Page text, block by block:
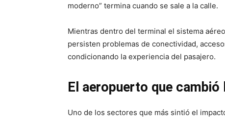
moderno” termina cuando se sale a la calle.
Mientras dentro del terminal el sistema
persisten problemas de conectividad,
condicionando la experiencia del pasajero.
El aeropuerto que
Uno de los sectores que más sintió el